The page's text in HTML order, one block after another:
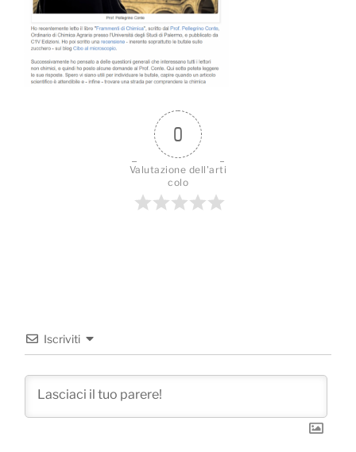
0
Valutazione dell'arti
colo
Iscriviti